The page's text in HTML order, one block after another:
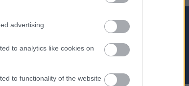
advertising.
to analytics like cookies on
to functionality of the website
Meld deg på